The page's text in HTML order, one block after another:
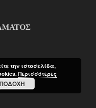
την ιστοσελίδα,
Περισσότερες